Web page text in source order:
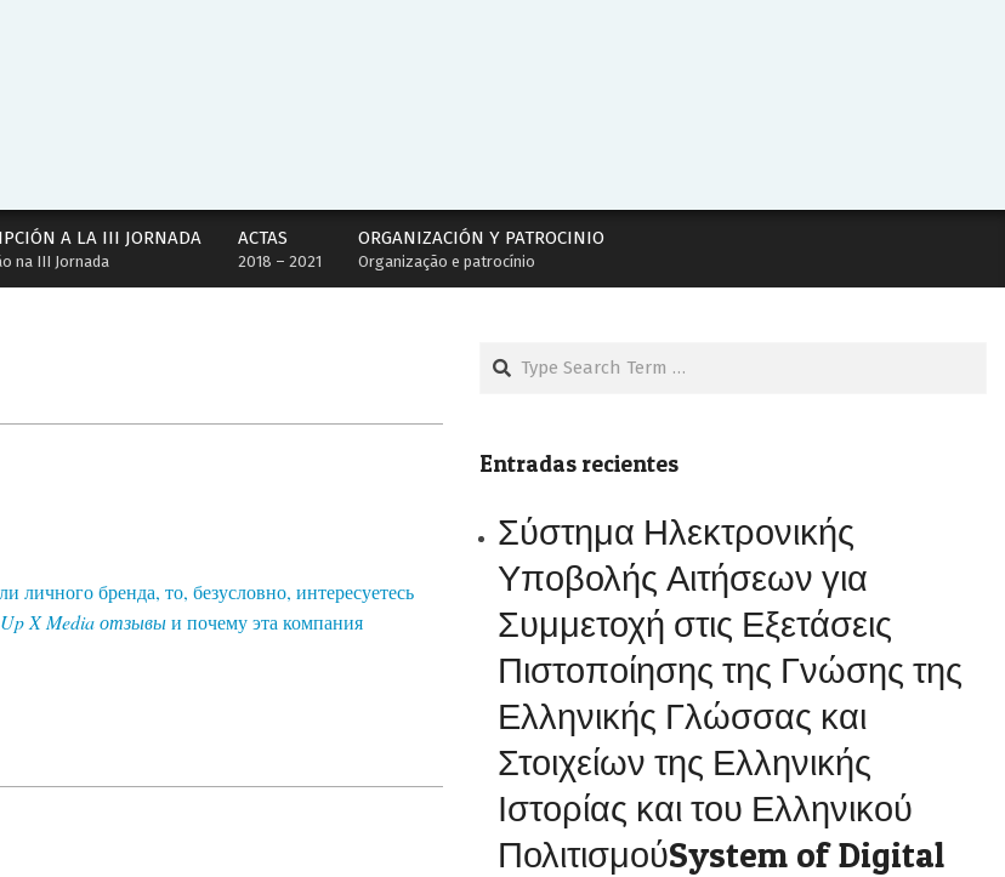
A LA III JORNADA
na III Jornada
ACTAS
2018 – 2021
ORGANIZACIÓN Y PATROCINIO
Organização e patrocínio
бренда, то, безусловно, интересуетесь
Up X Media отзывыи почему эта компания
Search
Entradas recientes
Σύστημα Ηλεκτρονικής
Υποβολής Αιτήσεων για
Συμμετοχή στις Εξετάσεις
Πιστοποίησης της Γνώσης της
Ελληνικής Γλώσσας και
Στοιχείων της Ελληνικής
Ιστορίας και του Ελληνικού
ΠολιτισμούSystem of Digital